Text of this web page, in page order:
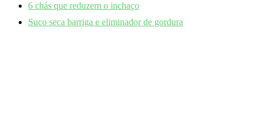
6 chás que reduzem o inchaço
Suco seca barriga e eliminador de gordura